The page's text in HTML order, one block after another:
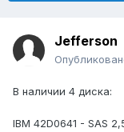
Jefferson
В наличии 4 диска:
IBM 42D0641 - SAS